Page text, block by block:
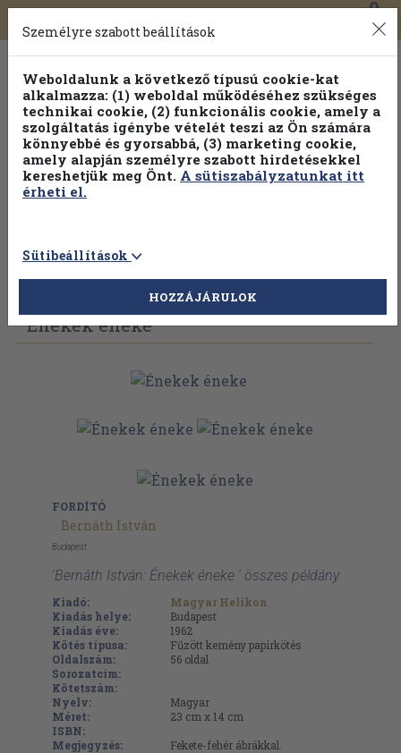
Toggle
navigation
0
Válogasson több mint 1.000.000 kiadványunk közül
100% kedvezménnyel!
Vissza az előző oldalra Válasszon példányt
Énekek éneke
FORDÍTÓ
Bernáth István
Budapest
'Bernáth István: Énekek éneke ' összes példány
Kiadó:
Magyar Helikon
Kiadás helye:
Budapest
Kiadás éve:
1962
Kötés típusa:
Fűzött kemény papírkötés
Oldalszám:
56 oldal
Sorozatcím:
Kötetszám:
Nyelv:
Magyar
Méret:
23 cm x 14 cm
ISBN:
Megjegyzés:
Fekete-fehér ábrákkal.
Személyre szabott beállítások
Weboldalunk a következő típusú cookie-kat
alkalmazza: (1) weboldal működéséhez szükséges
technikai cookie, (2) funkcionális cookie, amely a
szolgáltatás igénybe vételét teszi az Ön számára
könnyebbé és gyorsabbá, (3) marketing cookie,
amely alapján személyre szabott hirdetésekkel
kereshetjük meg Önt. A sütiszabályzatunkat itt
érheti el.
Sütibeállítások
HOZZÁJÁRULOK